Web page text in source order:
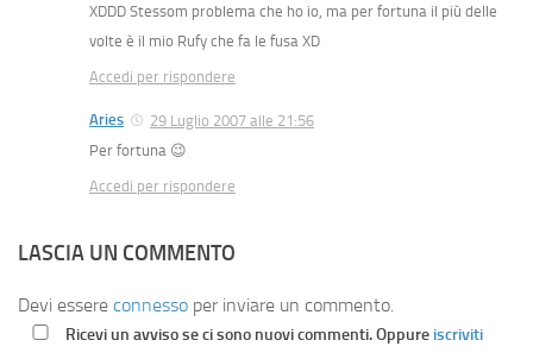
XDDD Stessom problema che ho io, ma per fortuna il più delle
volte è il mio Rufy che fa le fusa XD
Accedi per rispondere
Aries
29 Luglio 2007 alle 21:56
Per fortuna 😉
Accedi per rispondere
LASCIA UN COMMENTO
Devi essere connesso per inviare un commento.
Ricevi un avviso se ci sono nuovi commenti. Oppure iscriviti